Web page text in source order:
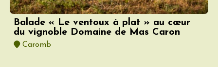
Balade « Le ventoux à plat » au cœur
du vignoble Domaine de Mas Caron
Caromb